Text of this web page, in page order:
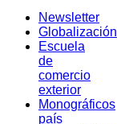
Newsletter
Globalización
Escuela
de
comercio
exterior
Monográficos
país